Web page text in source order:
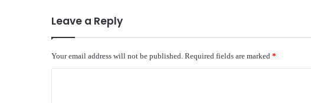
Leave a Reply
Your email address will not be published. Required fields are marked *